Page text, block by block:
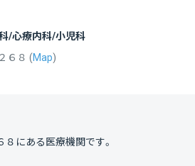
/心療内科/小児科
６８ (Map)
８ にある医療機関です。